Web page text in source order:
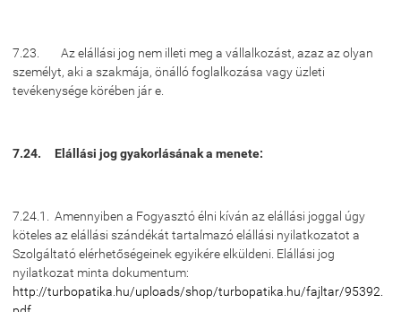
7.23. Az elállási jog nem illeti meg a vállalkozást, azaz az olyan
személyt, aki a szakmája, önálló foglalkozása vagy üzleti
tevékenysége körében jár e.
7.24. Elállási jog gyakorlásának a menete:
7.24.1. Amennyiben a Fogyasztó élni kíván az elállási joggal úgy
köteles az elállási szándékát tartalmazó elállási nyilatkozatot a
Szolgáltató elérhetőségeinek egyikére elküldeni. Elállási jog
nyilatkozat minta dokumentum:
http://turbopatika.hu/uploads/shop/turbopatika.hu/fajltar/95392.